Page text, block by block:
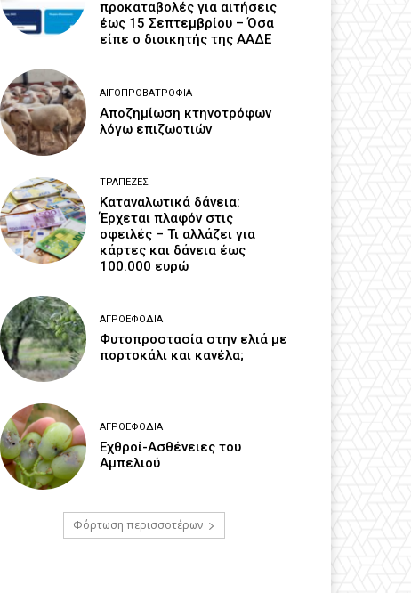
προκαταβολές για αιτήσεις
έως 15 Σεπτεμβρίου – Όσα
είπε ο διοικητής της ΑΑΔΕ
ΑΙΓΟΠΡΟΒΑΤΡΟΦΊΑ
Αποζημίωση κτηνοτρόφων
λόγω επιζωοτιών
ΤΡΆΠΕΖΕΣ
Καταναλωτικά δάνεια:
Έρχεται πλαφόν στις
οφειλές – Τι αλλάζει για
κάρτες και δάνεια έως
100.000 ευρώ
ΑΓΡΟΕΦΌΔΙΑ
Φυτοπροστασία στην ελιά με
πορτοκάλι και κανέλα;
ΑΓΡΟΕΦΌΔΙΑ
Εχθροί-Ασθένειες του
Αμπελιού
Φόρτωση περισσοτέρων